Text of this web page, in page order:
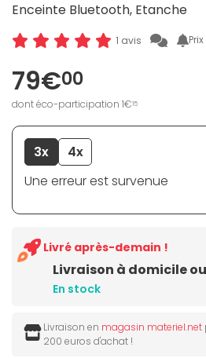
Enceinte Bluetooth, Etanche
1 avis Prix
79€00
dont éco-participation 1€15
3x
4x
Une erreur est survenue
Livraison à domicile
En stock
Livré après-demain !
Livraison en magasin materiel.net
200 euros d'achat !